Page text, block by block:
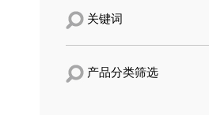
关键词
产品分类筛选